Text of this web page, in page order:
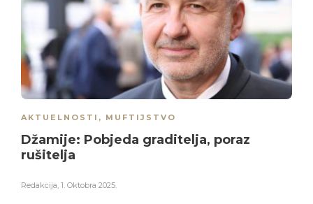
AKTUELNOSTI , MUFTIJSTVO
Džamije: Pobjeda graditelja, poraz
rušitelja
Redakcija, 1. Oktobra 2025.